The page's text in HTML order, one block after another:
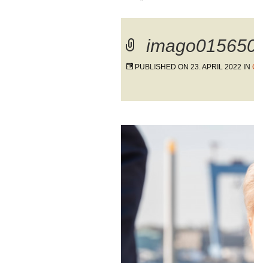
PUBLISHED ON 23. APRIL 2022 IN